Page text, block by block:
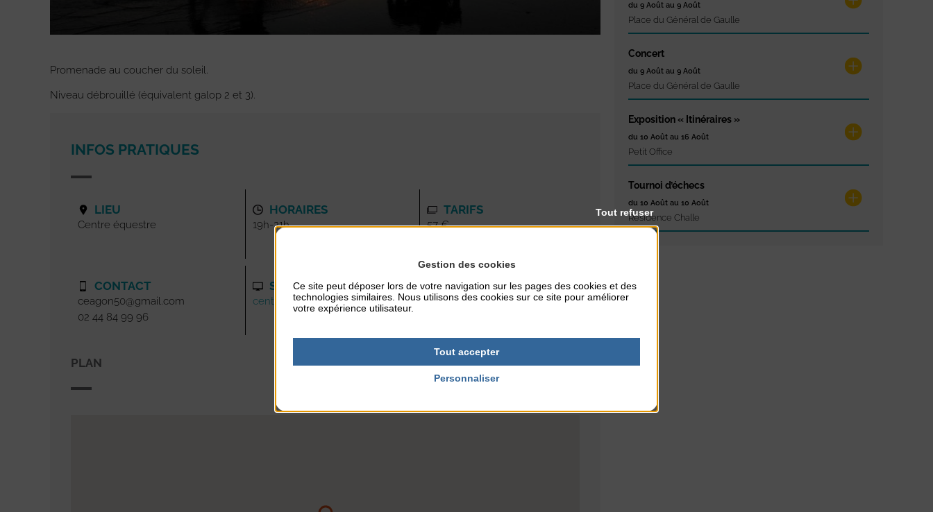
Promenade au coucher du soleil.
Niveau débrouillé (équivalent galop 2 et 3).
INFOS PRATIQUES
LIEU
Centre équestre
CONTACT
ceagon50@gmail.com
02 44 84 99 96
HORAIRES
19h-21h
SITE INTERNET
centreequestreagon.com
TARIFS
57 €
PLAN
du 9 Août au 9 Août
Place du Général de Gaulle
Concert
du 9 Août au 9 Août
Place du Général de Gaulle
Exposition « Itinéraires »
du 10 Août au 16 Août
Petit Office
Tournoi d’échecs
du 10 Août au 10 Août
Résidence Challe
Gestion des cookies
Ce site peut déposer lors de votre navigation sur les pages des cookies et des
technologies similaires. Nous utilisons des cookies sur ce site pour améliorer
votre expérience utilisateur.
Tout accepter
Tout refuser
Personnaliser